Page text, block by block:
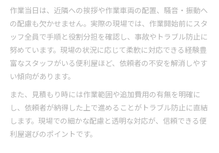
作業当日は、近隣への挨拶や作業車両の配置、騒音・振動へ
の配慮も欠かせません。実際の現場では、作業開始前にスタ
ッフ全員で手順と役割分担を確認し、事故やトラブル防止に
努めています。現場の状況に応じて柔軟に対応できる経験豊
富なスタッフがいる便利屋ほど、依頼者の不安を解消しやす
い傾向があります。
また、見積もり時には作業範囲や追加費用の有無を明確に
し、依頼者が納得した上で進めることがトラブル防止に直結
します。現場での細かな配慮と透明な対応が、信頼できる便
利屋選びのポイントです。